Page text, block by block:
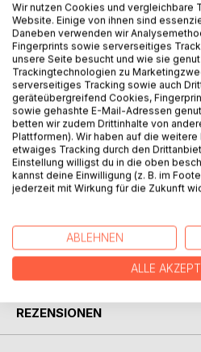
BESCHREIBUNG
Es handelt sich um eine
römischen Seehandelsrechts,
lex Rhodia de iactu, die actio
nauticum und die receptum-
AUTOR/IN
REZENSIONEN
Wir nutzen Cookies und vergleichbare
Website. Einige von ihnen sind
Daneben verwenden wir
Fingerprints sowie serverseitiges
unsere Seite besucht und wie sie
Trackingtechnologien zu
serverseitiges Tracking sowie auch
geräteübergreifend Cookies,
sowie gehashte E-Mail-Adressen
betten wir zudem Drittinhalte von
Plattformen). Wir haben auf die
etwaiges Tracking durch den
Einstellung willigst du in die oben
kannst deine Einwilligung (z. B. im
jederzeit mit Wirkung für die Zukunft
ABLEHNEN
ALLE